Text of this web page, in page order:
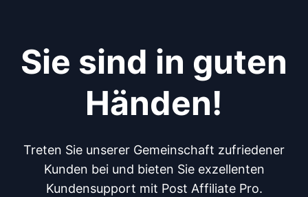
Sie sind in guten
Händen!
Treten Sie unserer Gemeinschaft zufriedener
Kunden bei und bieten Sie exzellenten
Kundensupport mit Post Affiliate Pro.